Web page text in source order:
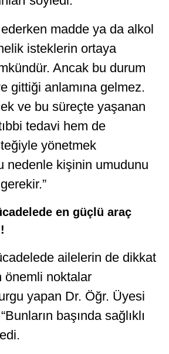
madde ya da alkol
isteklerin ortaya
Ancak bu durum
gittiği anlamına gelmez.
ve bu süreçte yaşanan
tedavi hem de
yönetmek
nedenle kişinin umudunu
en güçlü araç
ailelerin de dikkat
önemli noktalar
yapan Dr. Öğr. Üyesi
başında sağlıklı